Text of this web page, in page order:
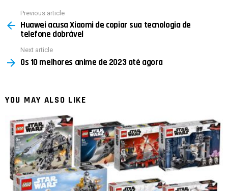
more
Previous article
Huawei acusa Xiaomi de copiar sua tecnologia de
telefone dobrável
Next article
Os 10 melhores anime de 2023 até agora
YOU MAY ALSO LIKE